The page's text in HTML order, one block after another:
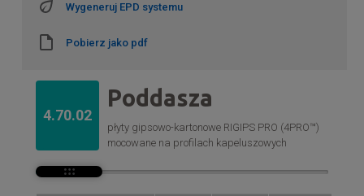
Wygeneruj EPD systemu
Pobierz jako pdf
4.70.02
Poddasza
płyty gipsowo-kartonowe RIGIPS PRO (4PRO™)
mocowane na profilach kapeluszowych